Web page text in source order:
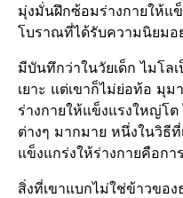
มุ่งมั่นฝึกซ้อมร่างกายให้แ
โบราณที่ได้รับความนิยมอ
มีบันทึกว่าในวัยเด็ก ไมโล
เยาะ แต่เขาก็ไม่ย่อท้อ มุ
ร่างกายให้แข็งแรงใหญ่โ
ต่างๆ มากมาย หนึ่งในวิธี
แข็งแกร่งให้ร่างกายคือก
สิ่งที่เขาแบกไม่ใช่ข้าวขอ